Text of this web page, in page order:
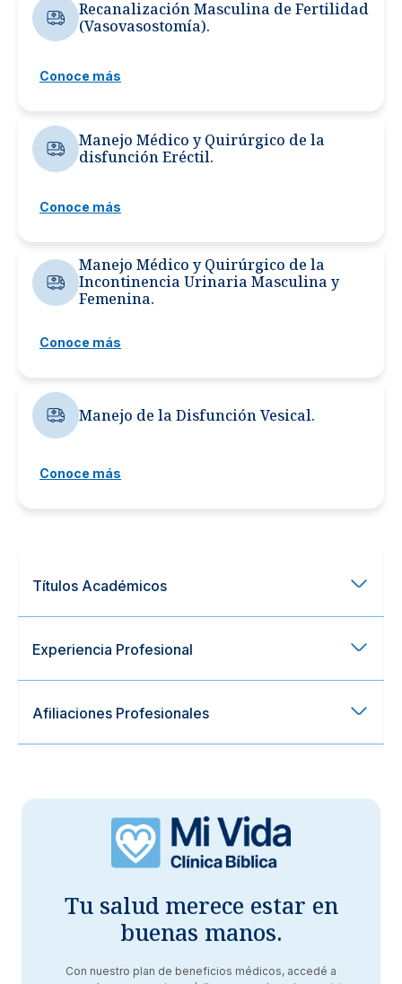
Recanalización Masculina de Fertilidad
(Vasovasostomía).
Conoce más
Manejo Médico y Quirúrgico de la
disfunción Eréctil.
Conoce más
Manejo Médico y Quirúrgico de la
Incontinencia Urinaria Masculina y
Femenina.
Conoce más
Manejo de la Disfunción Vesical.
Conoce más
Títulos Académicos
Experiencia Profesional
Afiliaciones Profesionales
Tu salud merece estar en
buenas manos.
Con nuestro plan de beneficios médicos, accedé a